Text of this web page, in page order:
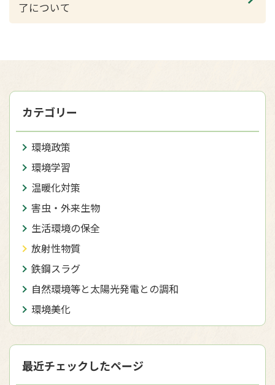
了について
カテゴリー
環境政策
環境学習
温暖化対策
害虫・外来生物
生活環境の保全
放射性物質
鉄鋼スラグ
自然環境等と太陽光発電との調和
環境美化
最近チェックしたページ